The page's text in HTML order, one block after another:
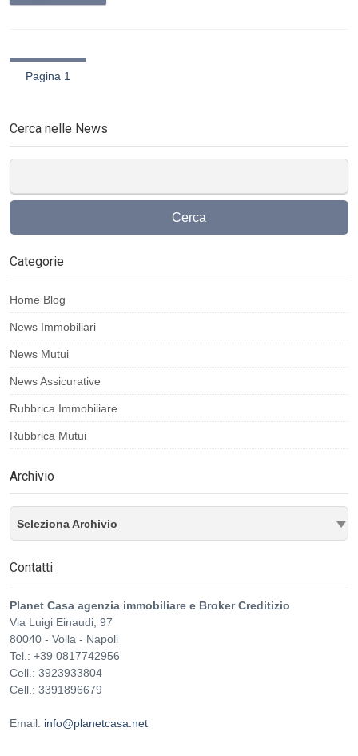
Pagina 1
Cerca nelle News
Cerca
Categorie
Home Blog
News Immobiliari
News Mutui
News Assicurative
Rubbrica Immobiliare
Rubbrica Mutui
Archivio
Seleziona Archivio
Contatti
Planet Casa agenzia immobiliare e Broker Creditizio
Via Luigi Einaudi, 97
80040 - Volla - Napoli
Tel.: +39 0817742956
Cell.: 3923933804
Cell.: 3391896679
Email: info@planetcasa.net